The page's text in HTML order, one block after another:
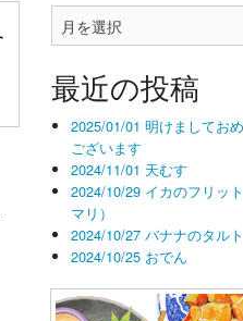
過
去
事
最近の投稿
2025/01/01 明けましてお
ございます
2024/11/01 天むす
2024/10/29 イカのフリッ
マリ）
2024/10/27 バナナのタルト
2024/10/25 おでん